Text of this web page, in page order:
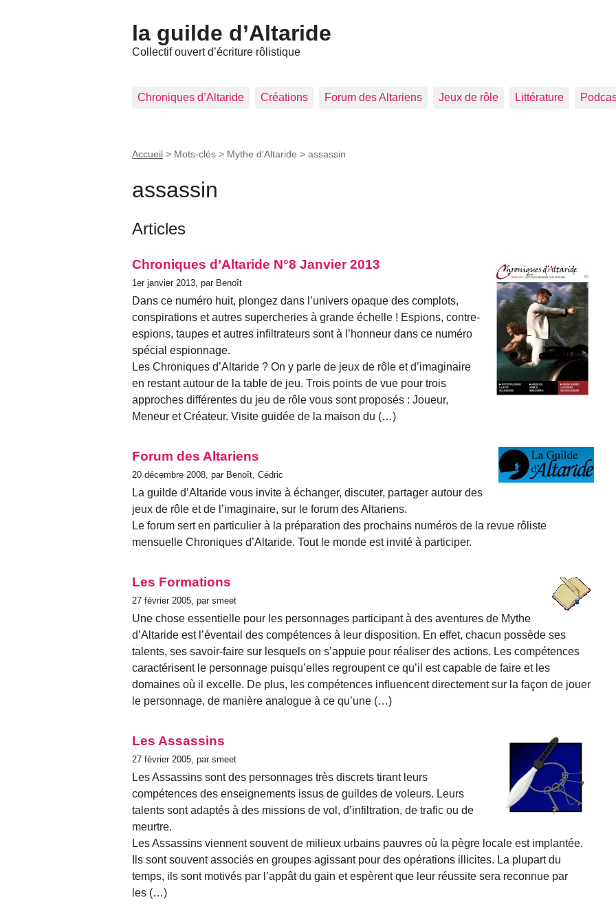
la guilde d’Altaride
Collectif ouvert d’écriture rôlistique
Chroniques d’Altaride Créations Forum des Altariens Jeux de rôle Littérature
Accueil > Mots-clés > Mythe d’Altaride > assassin
assassin
Articles
Chroniques d’Altaride N°8 Janvier 2013
1er janvier 2013, par Benoît
Dans ce numéro huit, plongez dans l’univers opaque des complots,
conspirations et autres supercheries à grande échelle ! Espions, contre-
espions, taupes et autres infiltrateurs sont à l’honneur dans ce numéro
spécial espionnage.
Les Chroniques d’Altaride ? On y parle de jeux de rôle et d’imaginaire
en restant autour de la table de jeu. Trois points de vue pour trois
approches différentes du jeu de rôle vous sont proposés : Joueur,
Meneur et Créateur. Visite guidée de la maison du (…)
Forum des Altariens
20 décembre 2008, par Benoît, Cédric
La guilde d’Altaride vous invite à échanger, discuter, partager autour des
jeux de rôle et de l’imaginaire, sur le forum des Altariens.
Le forum sert en particulier à la préparation des prochains numéros de la revue rôliste
mensuelle Chroniques d’Altaride. Tout le monde est invité à participer.
Les Formations
27 février 2005, par smeet
Une chose essentielle pour les personnages participant à des aventures de Mythe
d’Altaride est l’éventail des compétences à leur disposition. En effet, chacun possède ses
talents, ses savoir-faire sur lesquels on s’appuie pour réaliser des actions. Les compétences
caractérisent le personnage puisqu’elles regroupent ce qu’il est capable de faire et les
domaines où il excelle. De plus, les compétences influencent directement sur la façon de jouer
le personnage, de manière analogue à ce qu’une (…)
Les Assassins
27 février 2005, par smeet
Les Assassins sont des personnages très discrets tirant leurs
compétences des enseignements issus de guildes de voleurs. Leurs
talents sont adaptés à des missions de vol, d’infiltration, de trafic ou de
meurtre.
Les Assassins viennent souvent de milieux urbains pauvres où la pègre locale est implantée.
Ils sont souvent associés en groupes agissant pour des opérations illicites. La plupart du
temps, ils sont motivés par l’appât du gain et espèrent que leur réussite sera reconnue par
les (…)